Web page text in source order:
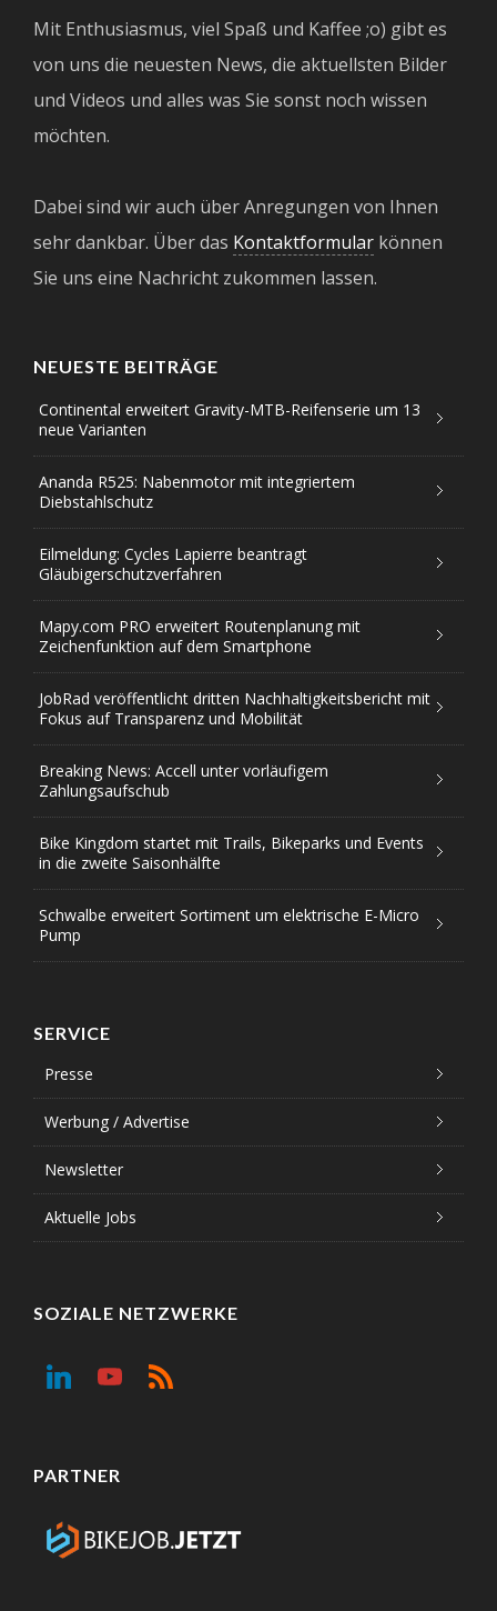
Mit Enthusiasmus, viel Spaß und Kaffee ;o) gibt es
von uns die neuesten News, die aktuellsten Bilder
und Videos und alles was Sie sonst noch wissen
möchten.
Dabei sind wir auch über Anregungen von Ihnen
sehr dankbar. Über das Kontaktformular können
Sie uns eine Nachricht zukommen lassen.
NEUESTE BEITRÄGE
Continental erweitert Gravity-MTB-Reifenserie um 13
neue Varianten
Ananda R525: Nabenmotor mit integriertem
Diebstahlschutz
Eilmeldung: Cycles Lapierre beantragt
Gläubigerschutzverfahren
Mapy.com PRO erweitert Routenplanung mit
Zeichenfunktion auf dem Smartphone
JobRad veröffentlicht dritten Nachhaltigkeitsbericht mit
Fokus auf Transparenz und Mobilität
Breaking News: Accell unter vorläufigem
Zahlungsaufschub
Bike Kingdom startet mit Trails, Bikeparks und Events
in die zweite Saisonhälfte
Schwalbe erweitert Sortiment um elektrische E-Micro
Pump
SERVICE
Presse
Werbung / Advertise
Newsletter
Aktuelle Jobs
SOZIALE NETZWERKE
PARTNER